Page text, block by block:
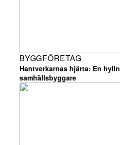
Hantverkarnas hjärta: En
samhällsbyggare
BYGGFÖRETAG